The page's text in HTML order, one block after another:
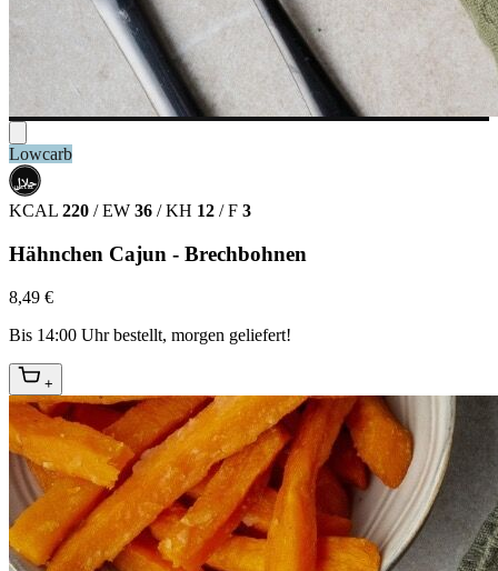
Lowcarb
حلال
HALAL
KCAL 220 / EW 36 / KH 12 / F 3
Hähnchen Cajun - Brechbohnen
8,49 €
Bis 14:00 Uhr bestellt, morgen geliefert!
+